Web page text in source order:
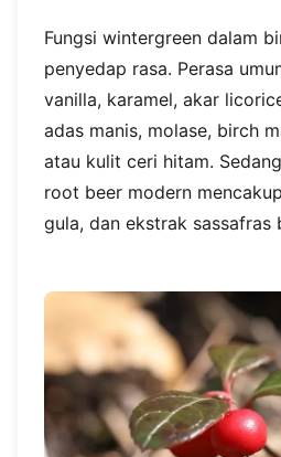
Fungsi wintergreen dalam
penyedap rasa. Perasa
vanilla, karamel, akar
adas manis, molase, birch
atau kulit ceri hitam.
root beer modern
gula, dan ekstrak sassafras